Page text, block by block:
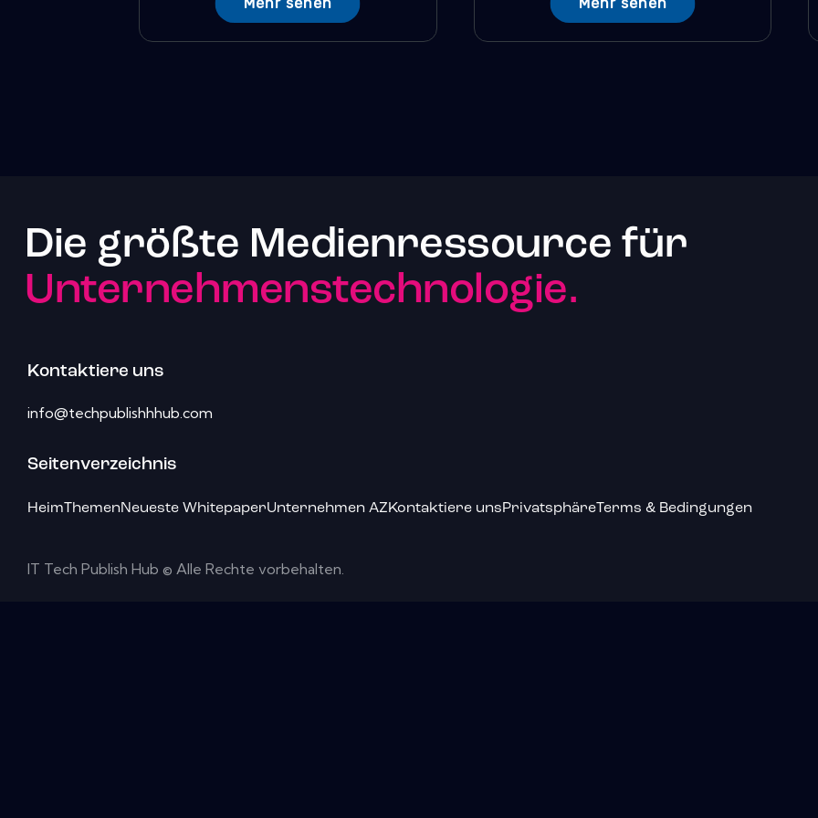
Die größte Medienressource für
Unternehmenstechnologie.
Kontaktiere uns
info@techpublishhhub.com
Seitenverzeichnis
HeimThemenNeueste WhitepaperUnternehmen AZKontaktiere unsPrivatsphäreTerms & Bedingungen
IT Tech Publish Hub © Alle Rechte vorbehalten.